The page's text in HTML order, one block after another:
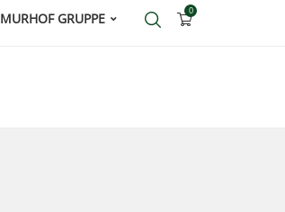
MURHOF GRUPPE 0